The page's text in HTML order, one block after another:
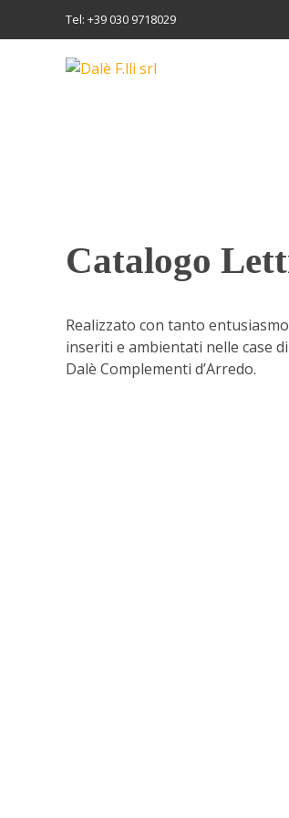
Tel: +39 030 9718029
Catalogo
Realizzato con tanto
inseriti e ambientati nelle case
Dalè Complementi d’Arredo.